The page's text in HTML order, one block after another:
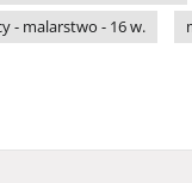
- malarstwo - 16 w.